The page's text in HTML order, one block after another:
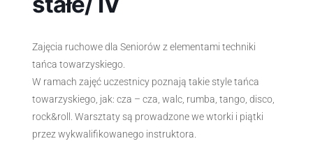
Zajęcia ruchowe dla Seniorów z elementami techniki
tańca towarzyskiego.
W ramach zajęć uczestnicy poznają takie style tańca
towarzyskiego, jak: cza – cza, walc, rumba, tango, disco,
rock&roll. Warsztaty są prowadzone we wtorki i piątki
przez wykwalifikowanego instruktora.